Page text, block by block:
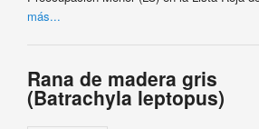
más...
Rana de madera gris
(Batrachyla leptopus)